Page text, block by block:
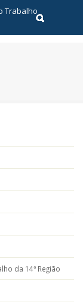
Realizar
da 14ª Região